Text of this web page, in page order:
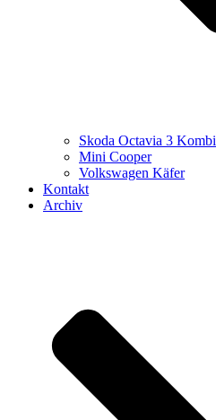
Skoda Octavia 3 Kombi
Mini Cooper
Volkswagen Käfer
Kontakt
Archiv